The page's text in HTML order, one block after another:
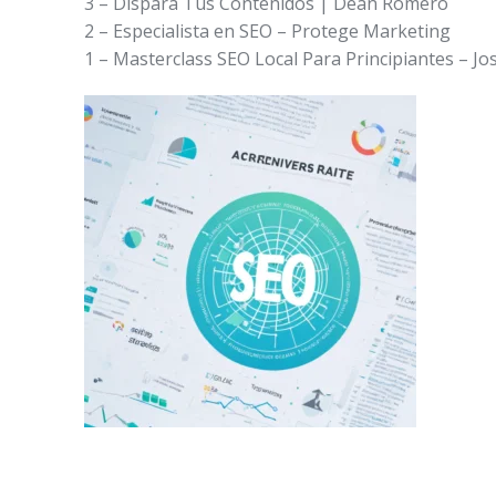
2 – Especialista en SEO – Protege Marketing
1 – Masterclass SEO Local Para Principiantes –